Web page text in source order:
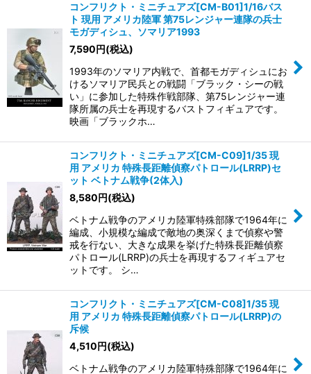
コンフリクト・ミニチュアズ[CM-B01]1/16バス
ト 現用 アメリカ陸軍 第75レンジャー連隊の兵士
モガディシュ、ソマリア1993
7,590円(税込)
1993年のソマリア内戦で、首都モガディシュにお
けるソマリア民兵との戦闘「ブラック・シーの戦
い」に参加した特殊作戦部隊、第75レンジャー連
隊所属の兵士を再現するバストフィギュアです。
映画「ブラックホ…
コンフリクト・ミニチュアズ[CM-C09]1/35 現
用 アメリカ 特殊長距離偵察パトロール(LRRP)セ
ット ベトナム戦争(2体入)
8,580円(税込)
ベトナム戦争のアメリカ陸軍特殊部隊で1964年に
編成、小規模な編成で敵地の奥深くまで偵察や警
戒を行ない、大きな成果を挙げた特殊長距離偵察
パトロール(LRRP)の兵士を再現するフィギュアセ
ットです。 シ…
コンフリクト・ミニチュアズ[CM-C08]1/35 現
用 アメリカ 特殊長距離偵察パトロール(LRRP)の
斥候
4,510円(税込)
ベトナム戦争のアメリカ陸軍特殊部隊で1964年に